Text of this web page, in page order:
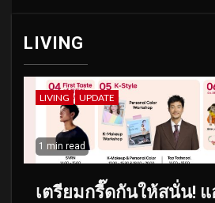
LIVING
LIVING UPDATE
1 min read
เตรียมกรี๊ดกันให้สนั่น!